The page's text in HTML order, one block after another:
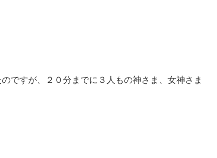
ですが、２０分までに３人もの神さま、女神さま